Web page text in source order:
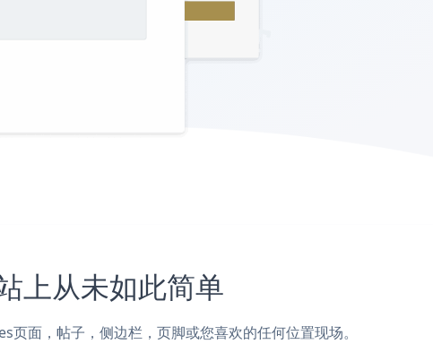
从未如此简单
面，帖子，侧边栏，页脚或您喜欢的任何位置现场。